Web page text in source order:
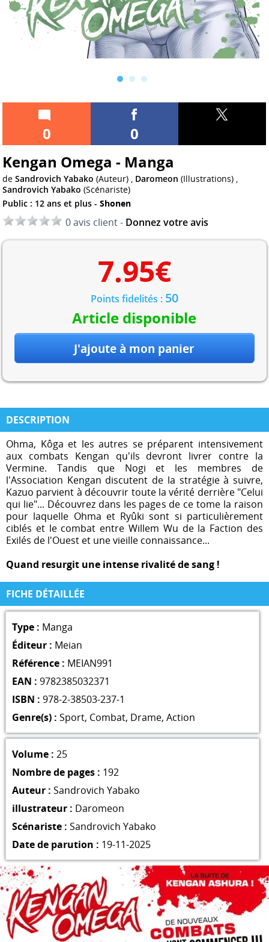
0
0
Kengan Omega - Manga
deSandrovich Yabako (Auteur) , Daromeon (Illustrations) ,
Sandrovich Yabako (Scénariste)
Public : 12 ans et plus -Shonen
0 avis client - Donnez votre avis
7.95€
Points fidelités : 50
Article disponible
DESCRIPTION
Ohma, Kôga et les autres se préparent intensivement
aux combats Kengan qu'ils devront livrer contre la
Vermine. Tandis que Nogi et les membres de
l'Association Kengan discutent de la stratégie à suivre,
Kazuo parvient à découvrir toute la vérité derrière "Celui
qui lie"... Découvrez dans les pages de ce tome la raison
pour laquelle Ohma et Ryûki sont si particulièrement
ciblés et le combat entre Willem Wu de la Faction des
Exilés de l'Ouest et une vieille connaissance...
Quand resurgit une intense rivalité de sang !
FICHE DÉTAILLÉE
Type : Manga
Éditeur : Meian
Référence : MEIAN991
EAN : 9782385032371
ISBN : 978-2-38503-237-1
Genre(s) : Sport, Combat, Drame, Action
Volume : 25
Nombre de pages : 192
Auteur : Sandrovich Yabako
illustrateur : Daromeon
Scénariste : Sandrovich Yabako
Date de parution : 19-11-2025